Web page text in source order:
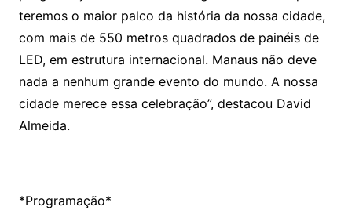
teremos o maior palco da história da nossa cidade,
com mais de 550 metros quadrados de painéis de
LED, em estrutura internacional. Manaus não deve
nada a nenhum grande evento do mundo. A nossa
cidade merece essa celebração”, destacou David
Almeida.
*Programação*